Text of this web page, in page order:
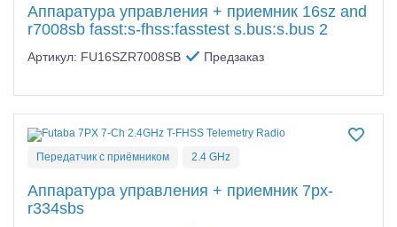
Аппаратура управления + приемник 16sz and
r7008sb fasst:s-fhss:fasstest s.bus:s.bus 2
Артикул: FU16SZR7008SB Предзаказ
Передатчик с приёмником 2.4 GHz
Аппаратура управления + приемник 7px-
r334sbs